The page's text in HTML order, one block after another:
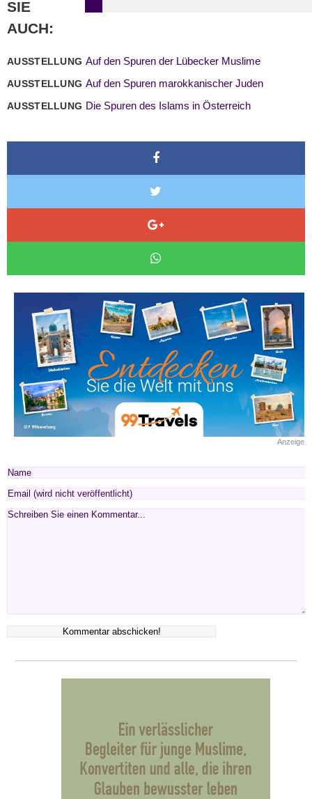
SIE
AUCH:
AUSSTELLUNG Auf den Spuren der Lübecker Muslime
AUSSTELLUNG Auf den Spuren marokkanischer Juden
AUSSTELLUNG Die Spuren des Islams in Österreich
Anzeige